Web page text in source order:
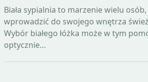
Biała sypialnia to marzenie wielu
wprowadzić do swojego wnętrza
Wybór białego łóżka może w tym
optycznie…